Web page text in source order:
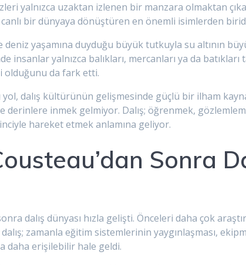
yalnızca uzaktan izlenen bir manzara olmaktan
bir dünyaya dönüştüren en önemli isimlerden
yaşamına duyduğu büyük tutkuyla su altının
insanlar yalnızca balıkları, mercanları ya da batıkları
olduğunu da fark etti.
yol, dalış kültürünün gelişmesinde güçlü bir ilham
derinlere inmek gelmiyor. Dalış; öğrenmek,
hareket etmek anlamına geliyor.
Sonra
dalış dünyası hızla gelişti. Önceleri daha çok
dalış; zamanla eğitim sistemlerinin yaygınlaşması,
daha erişilebilir hale geldi.